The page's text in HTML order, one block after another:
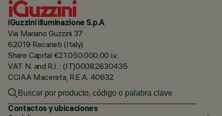
iGuzzini illuminazione S.p.A
Via Mariano Guzzini 37
62019 Recanati (Italy)
Share Capital €21.050.000,00 i.v.
VAT N. and R.I. : (IT)00082630435
CCIAA Macerata, R.E.A. 40632
Contactos y ubicaciones